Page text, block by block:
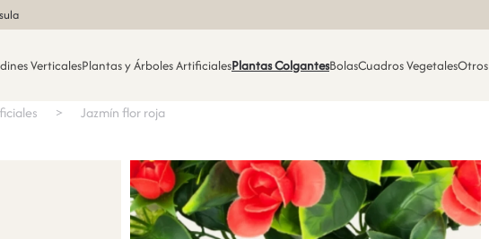
VerticalesPlantas y Árboles ArtificialesPlantas ColgantesBolasCuadros VegetalesOtros
Jazmín flor roja